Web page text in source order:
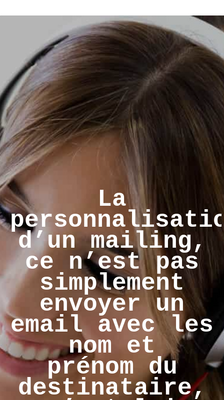
La
d’un mailing,
ce n’est pas
simplement
envoyer un
email avec les
nom et
prénom du
destinataire,